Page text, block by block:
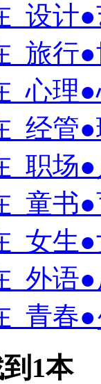
设计
旅行
心理
经管
职场
童书
女生
外语
青春
1本